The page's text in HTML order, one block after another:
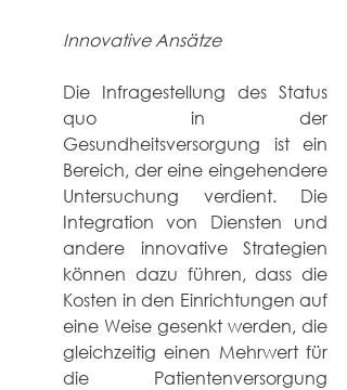
Innovative Ansätze
Die Infragestellung des Status
quo in der
Gesundheitsversorgung ist ein
Bereich, der eine eingehendere
Untersuchung verdient. Die
Integration von Diensten und
andere innovative Strategien
können dazu führen, dass die
Kosten in den Einrichtungen auf
eine Weise gesenkt werden, die
gleichzeitig einen Mehrwert für
die Patientenversorgung